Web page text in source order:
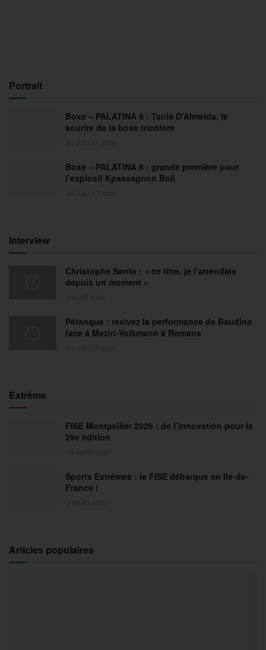
Portrait
Boxe – PALATINA 8 : Tania D’Almeida, le
sourire de la boxe tricolore
Boxe – PALATINA 8 : grande première pour
l’explosif Kpassagnon Boli
Interview
Christophe Sarrio : « ce titre, je l’attendais
depuis un moment »
Pétanque : revivez la performance de Baudino
face à Meziri-Volkmann à Romans
Extrême
FISE Montpellier 2026 : de l’innovation pour la
29e édition
Sports Extrêmes : le FISE débarque en Ile-de-
France !
Articles populaires